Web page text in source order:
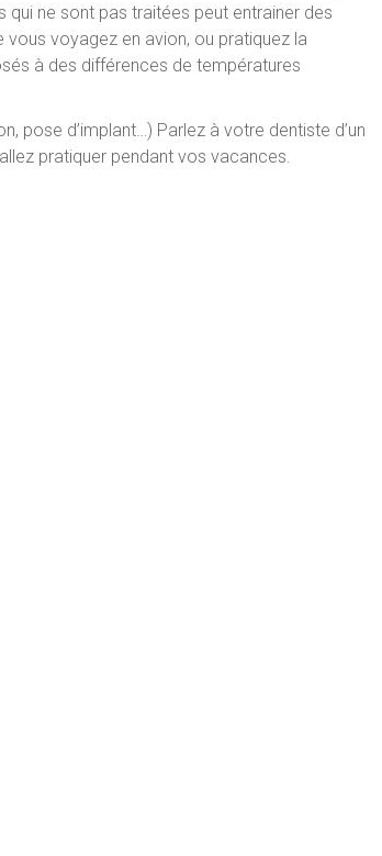
ne sont pas traitées peut entrainer des
voyagez en avion, ou pratiquez la
à des différences de températures
pose d’implant…) Parlez à votre dentiste d’un
pratiquer pendant vos vacances.